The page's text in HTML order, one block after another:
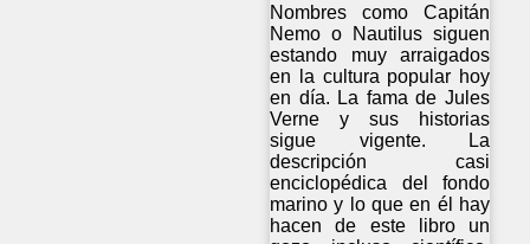
Nombres como Capitán
Nemo o Nautilus siguen
estando muy arraigados
en la cultura popular hoy
en día. La fama de Jules
Verne y sus historias
sigue vigente. La
descripción casi
enciclopédica del fondo
marino y lo que en él hay
hacen de este libro un